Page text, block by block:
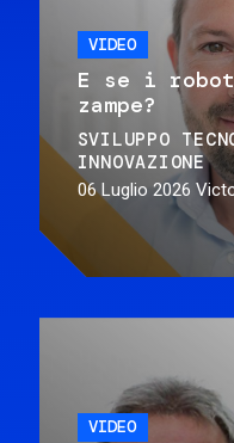
VIDEO
E se i
zampe?
SVILUPPO
INNOVAZIONE
06 Luglio 2026
VIDEO